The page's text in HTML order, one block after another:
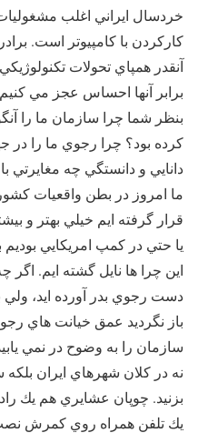
خردسال ايراني اغلب
كاركردن با كامپيوتر است.
آنقدر همپاي تحولات
برابر آنها احساس عجز مي
بنظر شما چرا سازمان ما را
كرده بود؟ چرا رجوي ما را
دانايي و دانستگي چه مغايرتي
ما امروز در بطن واقعيات
قرار گرفته ايم خيلي بهتر و
يا حتي در كمپ امريكايي
اين چرا ها نايل گشته ايم. اگر
دست رجوي بدر آورده ايد،‌ ولي
باز نگرديد عمق خيانت هاي
سازمان را به وضوح در نمي
نه در كلان شهرهاي ايران
بزنيد. چوپان عشايري هم يك
يك تلفن همراه روي كمرش